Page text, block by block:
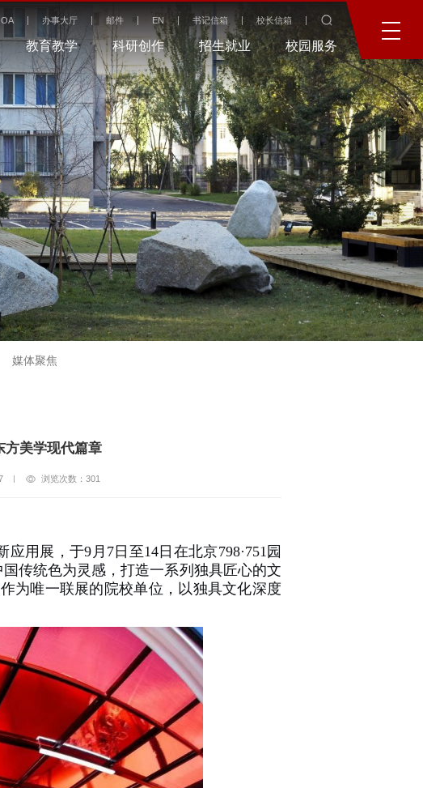
OA 办事大厅 邮件 EN 书记信箱 校长信箱
教育教学 科研创作 招生就业 校园服务
媒体聚焦
方美学现代篇章
| 浏览次数： 301
用展，于9月7日至14日在北京798·751园
传统色为灵感，打造一系列独具匠心的文
为唯一联展的院校单位，以独具文化深度